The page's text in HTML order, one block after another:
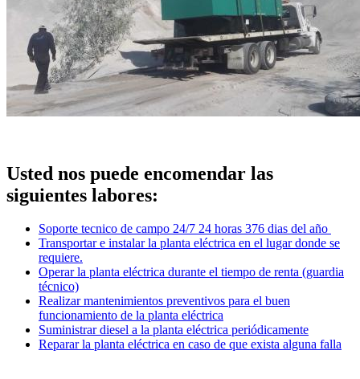
Usted nos puede encomendar las
siguientes labores:
Soporte tecnico de campo 24/7 24 horas 376 dias del año
Transportar e instalar la planta eléctrica en el lugar donde se
requiere.
Operar la planta eléctrica durante el tiempo de renta (guardia
técnico)
Realizar mantenimientos preventivos para el buen
funcionamiento de la planta eléctrica
Suministrar diesel a la planta eléctrica periódicamente
Reparar la planta eléctrica en caso de que exista alguna falla